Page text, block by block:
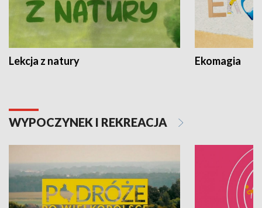
Lekcja z natury Ekomagia
WYPOCZYNEK I REKREACJA